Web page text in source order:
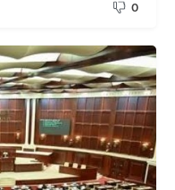
0